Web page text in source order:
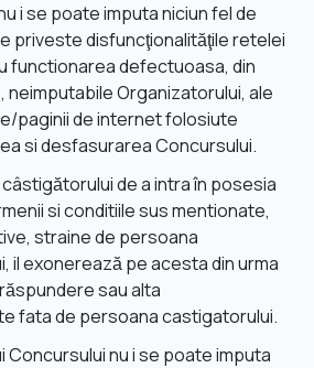
i se poate imputa niciun fel de
priveste disfuncţionalităţile retelei
functionarea defectuoasa, din
neimputabile Organizatorului, ale
paginii de internet folosiute
si desfasurarea Concursului.
de a intra în posesia
si conditiile sus mentionate,
straine de persoana
il exonerează pe acesta din urma
sau alta
fata de persoana castigatorului.
Concursului nu i se poate imputa